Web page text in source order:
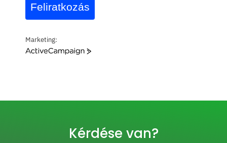
Feliratkozás
Marketing:
A
e
Kérdése van?